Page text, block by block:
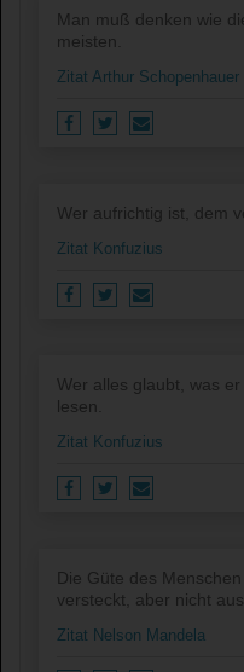
Man muß denken wie
meisten.
Zitat Arthur Schopenhauer
Wer aufrichtig ist, dem
Zitat Konfuzius
Wer alles glaubt, was
lesen.
Zitat Konfuzius
Die Güte des
versteckt, aber nicht
Zitat Nelson Mandela